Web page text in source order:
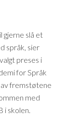
gjerne slå et
språk, sier
preses i
for Språk
fremstøtene
med
i skolen.